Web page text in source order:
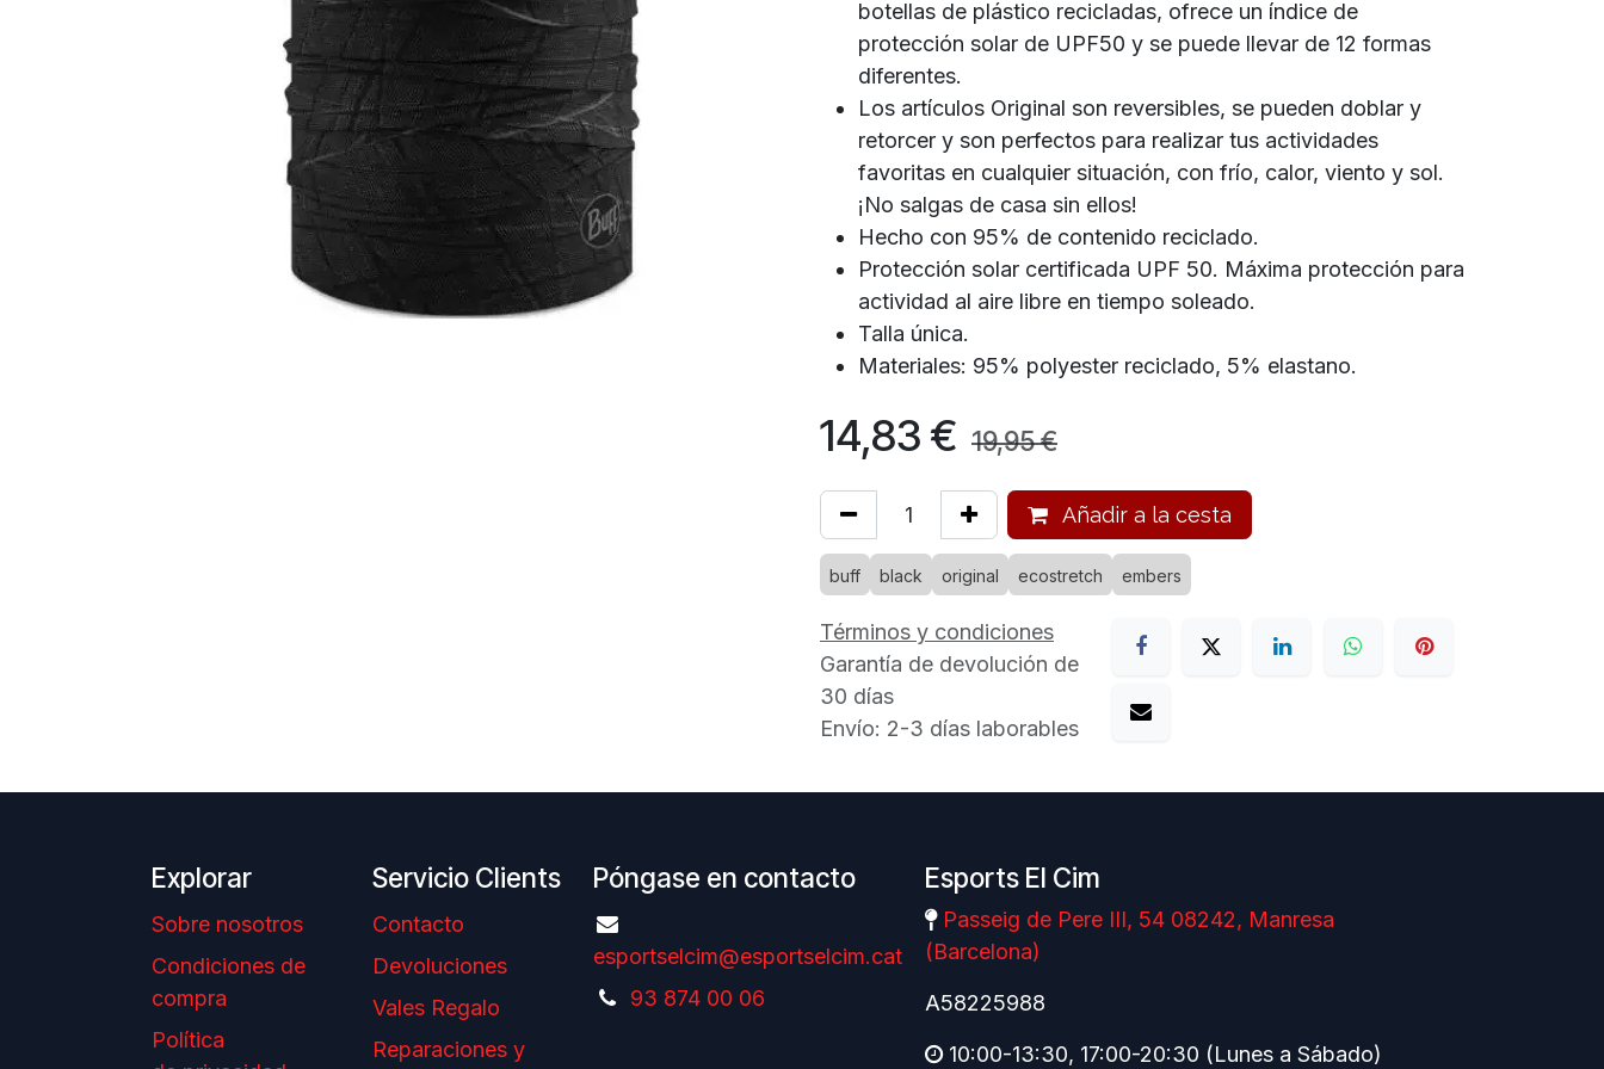
botellas de plástico recicladas, ofrece un índice de
protección solar de UPF50 y se puede llevar de 12 formas
diferentes.
Los artículos Original son reversibles, se pueden doblar y
retorcer y son perfectos para realizar tus actividades
favoritas en cualquier situación, con frío, calor, viento y sol.
¡No salgas de casa sin ellos!
Hecho con 95% de contenido reciclado.
Protección solar certificada UPF 50. Máxima protección para
actividad al aire libre en tiempo soleado.
Talla única.
Materiales: 95% polyester reciclado, 5% elastano.
14,83 € 19,95€
Añadir a la cesta
buff black original ecostretch embers
Términos y condiciones
Garantía de devolución de
30 días
Envío: 2-3 días laborables
Explorar
Sobre nosotros
Condiciones de
compra
Política
Servicio Clients
Contacto
Devoluciones
Vales Regalo
Reparaciones y
Esports El Cim
Passeig de Pere III, 54 08242, Manresa
(Barcelona)
A58225988
10:00-13:30, 17:00-20:30 (Lunes a Sábado)
Póngase en contacto
esportselcim@esportselcim.cat
93 874 00 06